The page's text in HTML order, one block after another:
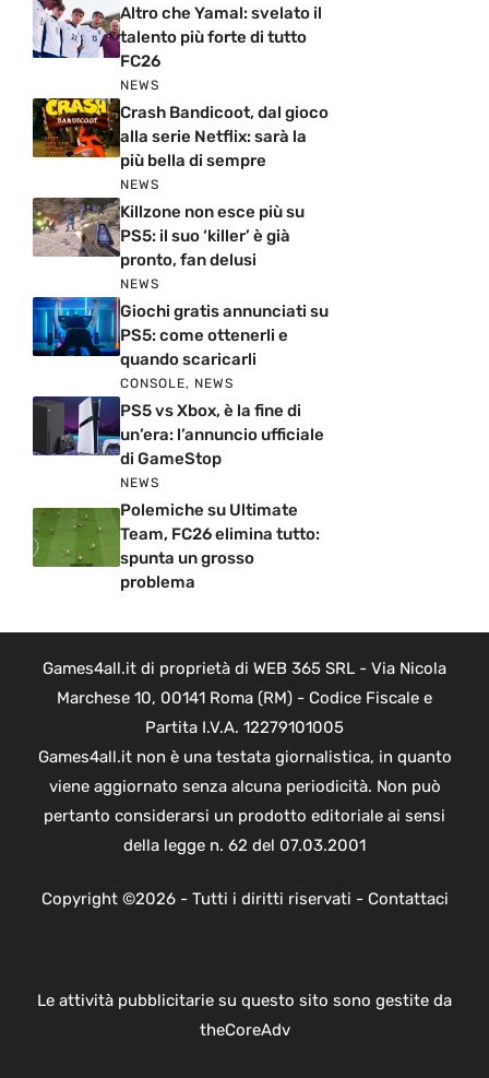
Altro che Yamal: svelato il
talento più forte di tutto
FC26
NEWS
Crash Bandicoot, dal gioco
alla serie Netflix: sarà la
più bella di sempre
NEWS
Killzone non esce più su
PS5: il suo ‘killer’ è già
pronto, fan delusi
NEWS
Giochi gratis annunciati su
PS5: come ottenerli e
quando scaricarli
CONSOLE, NEWS
PS5 vs Xbox, è la fine di
un’era: l’annuncio ufficiale
di GameStop
NEWS
Polemiche su Ultimate
Team, FC26 elimina tutto:
spunta un grosso
problema
Games4all.it di proprietà di WEB 365 SRL - Via Nicola
Marchese 10, 00141 Roma (RM) - Codice Fiscale e
Partita I.V.A. 12279101005
Games4all.it non è una testata giornalistica, in quanto
viene aggiornato senza alcuna periodicità. Non può
pertanto considerarsi un prodotto editoriale ai sensi
della legge n. 62 del 07.03.2001
Copyright ©2026 - Tutti i diritti riservati - Contattaci
Le attività pubblicitarie su questo sito sono gestite da
theCoreAdv